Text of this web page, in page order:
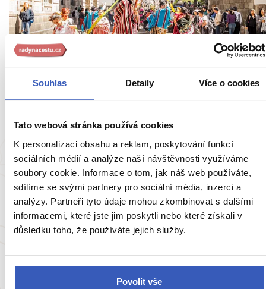
Souhlas Detaily Více o cookies
Tato webová stránka používá cookies
K personalizaci obsahu a reklam, poskytování funkcí
sociálních médií a analýze naší návštěvnosti využíváme
soubory cookie. Informace o tom, jak náš web používáte,
sdílíme se svými partnery pro sociální média, inzerci a
analýzy. Partneři tyto údaje mohou zkombinovat s dalšími
informacemi, které jste jim poskytli nebo které získali v
důsledku toho, že používáte jejich služby.
Povolit vše
Nepropásněte
Oheň, jóga na Times Square i druidové:
Podívejte se, jak ve světě vítají léto
3026 přečtení